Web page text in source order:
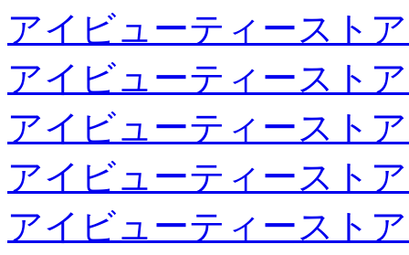
アイビューティースト
アイビューティースト
アイビューティースト
アイビューティースト
アイビューティースト